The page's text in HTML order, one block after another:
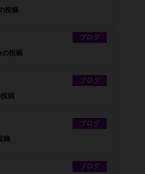
投稿
ブログ
の投稿
ブログ
稿
ブログ
稿
ブログ